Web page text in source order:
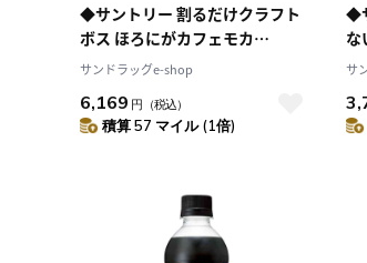
◆サントリー 割るだけクラフト
ボス ほろにがカフェモカ
340ml【24個セット】
サンドラッグe-shop
6,169 円 （税込）
積算 57 マイル (1倍)
◆
な
セ
サ